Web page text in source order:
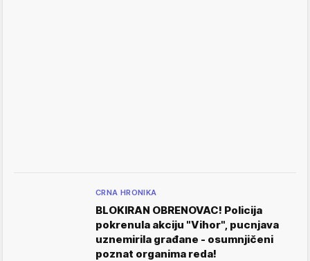
CRNA HRONIKA
BLOKIRAN OBRENOVAC! Policija
pokrenula akciju "Vihor", pucnjava
uznemirila građane - osumnjičeni
poznat organima reda!